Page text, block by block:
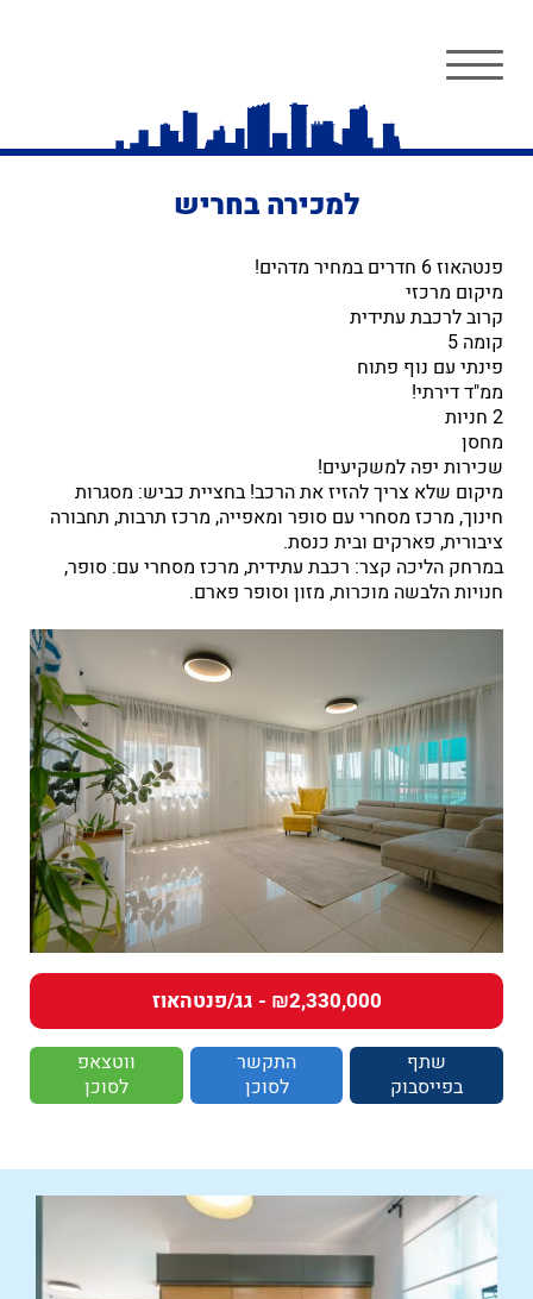
למכירה בחריש
פנטהאוז 6 חדרים במחיר מדהים!
מיקום מרכזי
קרוב לרכבת עתידית
קומה 5
פינתי עם נוף פתוח
ממ"ד דירתי!
2 חניות
מחסן
שכירות יפה למשקיעים!
מיקום שלא צריך להזיז את הרכב! בחציית כביש: מסגרות
חינוך, מרכז מסחרי עם סופר ומאפייה, מרכז תרבות, תחבורה
ציבורית, פארקים ובית כנסת.
במרחק הליכה קצר: רכבת עתידית, מרכז מסחרי עם: סופר,
חנויות הלבשה מוכרות, מזון וסופר פארם.
₪2,330,000 - גג/פנטהאוז
שתף
בפייסבוק
התקשר
לסוכן
ווטצאפ
לסוכן